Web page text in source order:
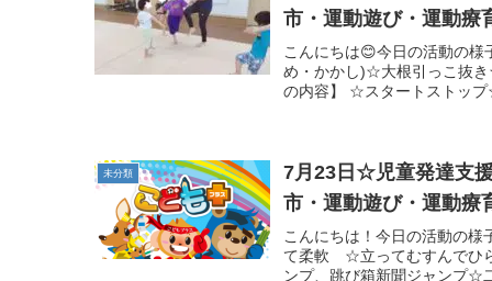
市・運動遊び・運動療
こんにちは😊今日の活動の
め・かかし)☆大根引っこ抜
の内容】 ☆スタートストッ
未分類
7月23日☆児童発達支
市・運動遊び・運動療
こんにちは！今日の活動の
て柔軟 ☆立ってむすんでひ
ンプ、跳び箱新聞ジャンプ☆